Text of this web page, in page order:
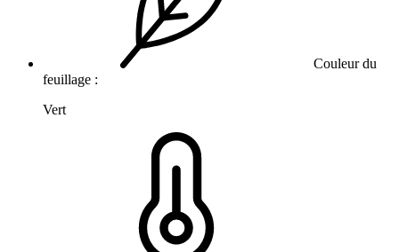
Couleur du
feuillage :
Vert